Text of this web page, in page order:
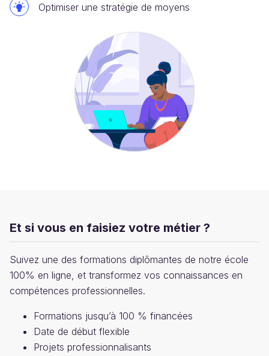
Optimiser une stratégie de moyens
Et si vous en faisiez votre métier ?
Suivez une des formations diplômantes de notre école
100% en ligne, et transformez vos connaissances en
compétences professionnelles.
Formations jusqu’à 100 % financées
Date de début flexible
Projets professionnalisants